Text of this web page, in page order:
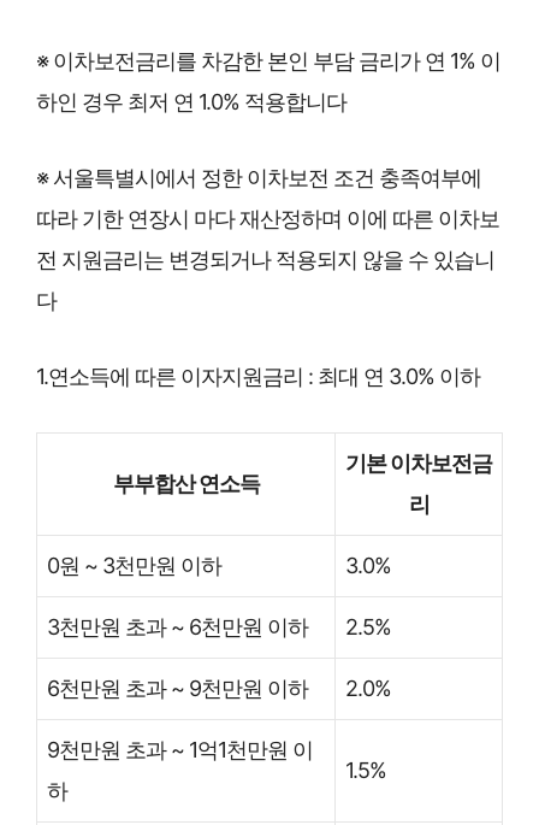
※ 이차보전금리를 차감한 본인 부담 금리가 연 1% 이
하인 경우 최저 연 1.0% 적용합니다
※ 서울특별시에서 정한 이차보전 조건 충족여부에
따라 기한 연장시 마다 재산정하며 이에 따른 이차보
전 지원금리는 변경되거나 적용되지 않을 수 있습니
다
1.연소득에 따른 이자지원금리 : 최대 연 3.0% 이하
부부합산 연소득
기본 이차보전금
리
0원 ~ 3천만원 이하 3.0%
3천만원 초과 ~ 6천만원 이하 2.5%
6천만원 초과 ~ 9천만원 이하 2.0%
9천만원 초과 ~ 1억1천만원 이
하
1.5%